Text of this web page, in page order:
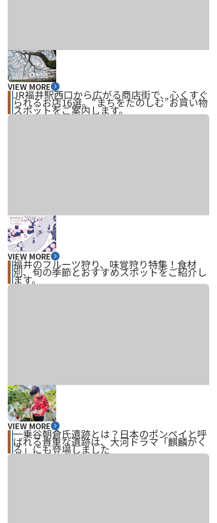
VIEW MORE
JR福井駅西口から広がる商店街で、心くすぐ
られるお店16選。“まちをたのしむ”お買い物
スポットをご案内します。
VIEW MORE
福井のフルーツ狩り、味覚狩り特集！食材
別、旬の季節とおすすめスポットをご紹介し
ます。
VIEW MORE
一乗谷朝倉氏遺跡とは？日本のポンペイと呼
ばれる貴重な遺跡は、大河ドラマ「麒麟がく
る」にも登場しました